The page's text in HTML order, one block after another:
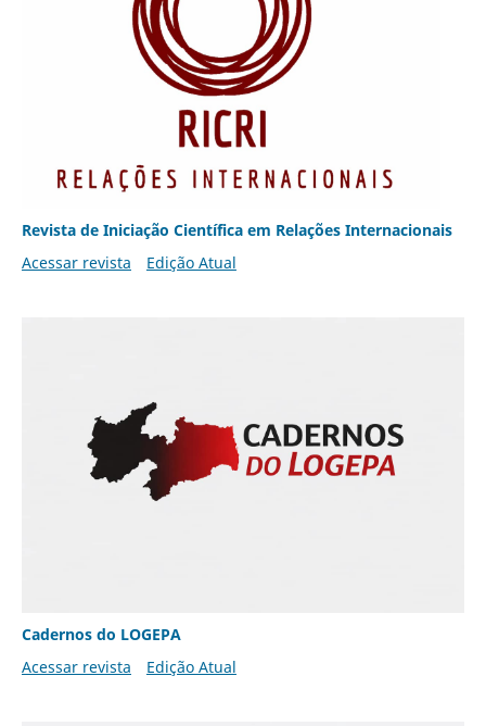
Revista de Iniciação Científica em Relações Internacionais
Acessar revista
Edição Atual
Cadernos do LOGEPA
Acessar revista
Edição Atual